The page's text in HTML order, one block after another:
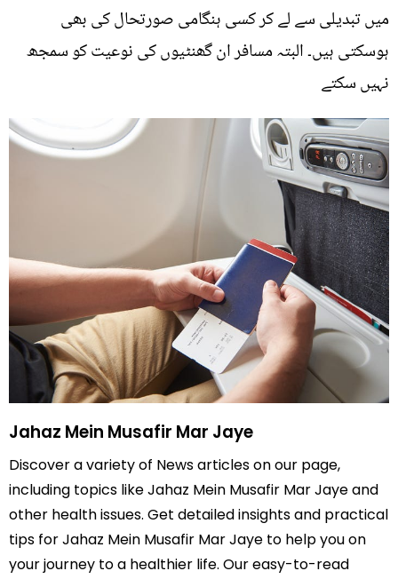
میں تبدیلی سے لے کر کسی ہنگامی صورتحال کی بھی
ہوسکتی ہیں۔ البتہ مسافر ان گھنٹیوں کی نوعیت کو سمجھ
نہیں سکتے
Jahaz Mein Musafir Mar Jaye
Discover a variety of News articles on our page,
including topics like Jahaz Mein Musafir Mar Jaye and
other health issues. Get detailed insights and practical
tips for Jahaz Mein Musafir Mar Jaye to help you on
your journey to a healthier life. Our easy-to-read